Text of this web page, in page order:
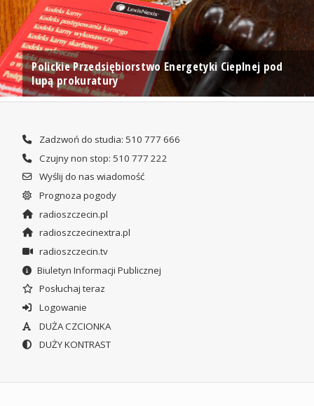
Polickie Przedsiębiorstwo Energetyki Cieplnej pod
lupą prokuratury
Zadzwoń do studia: 510 777 666
Czujny non stop: 510 777 222
Wyślij do nas wiadomość
Prognoza pogody
radioszczecin.pl
radioszczecinextra.pl
radioszczecin.tv
Biuletyn Informacji Publicznej
Posłuchaj teraz
Logowanie
DUŻA CZCIONKA
DUŻY KONTRAST